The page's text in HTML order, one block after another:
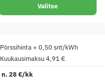
Valitse
Pörssihinta + 0,50 snt/kWh
Kuukausimaksu 4,91 €
n. 28 €/kk